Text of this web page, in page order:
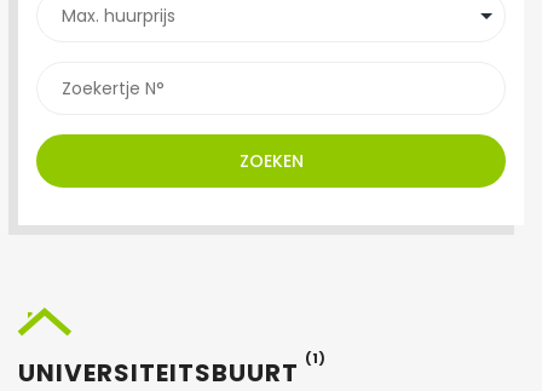
ZOEKEN
UNIVERSITEITSBUURT (1)